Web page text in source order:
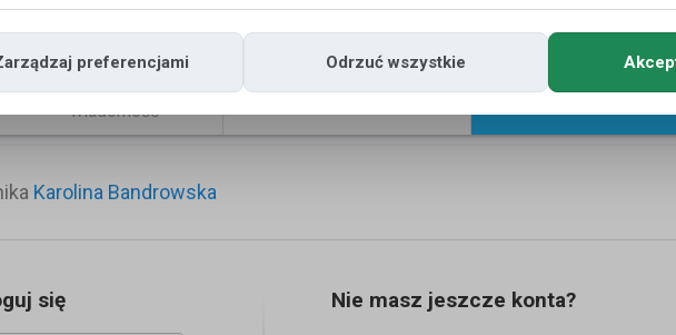
Napisz
wiadomość
Znajomi Galeria
Karolina Bandrowska
się Nie masz jeszcze konta?
preferencjami Odrzuć wszystkie